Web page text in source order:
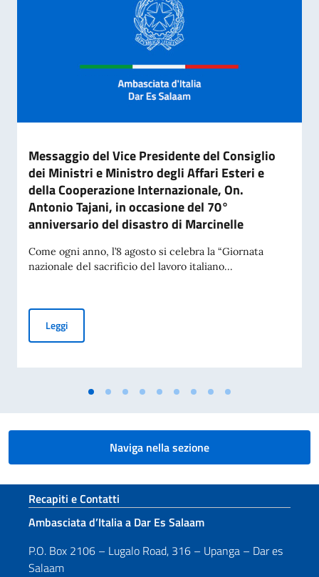
Messaggio del Vice Presidente del Consiglio
dei Ministri e Ministro degli Affari Esteri e
della Cooperazione Internazionale, On.
Antonio Tajani, in occasione del 70°
anniversario del disastro di Marcinelle
Come ogni anno, l’8 agosto si celebra la “Giornata
nazionale del sacrificio del lavoro italiano...
LeggiMessaggio del Vice Presidente del Consiglio dei Ministri e
Naviga nella sezione
Sezione footer
Recapiti e Contatti
Ambasciata d’Italia a Dar Es Salaam
P.O. Box 2106 – Lugalo Road, 316 – Upanga – Dar es
Salaam